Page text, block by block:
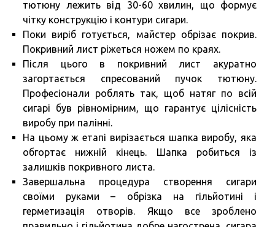
тютюну лежить від 30-60 хвилин, що формує
чітку конструкцію і контури сигари.
Поки виріб готується, майстер обрізає покрив.
Покривний лист ріжеться ножем по краях.
Після цього в покривний лист акуратно
загортається спресований пучок тютюну.
Професіонали роблять так, щоб натяг по всій
сигарі був рівномірним, що гарантує цілісність
виробу при палінні.
На цьому ж етапі вирізається шапка виробу, яка
обгортає нижній кінець. Шапка робиться із
залишків покривного листа.
Завершальна процедура створення сигари
своїми руками – обрізка на гільйотині і
герметизація отворів. Якщо все зроблено